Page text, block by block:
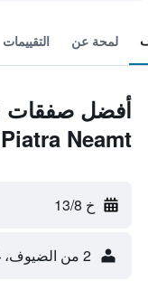
لمحة عن التقييمات
Piatra Neamt
خ 13/8
2 من الضيوف، غرفة واحدة